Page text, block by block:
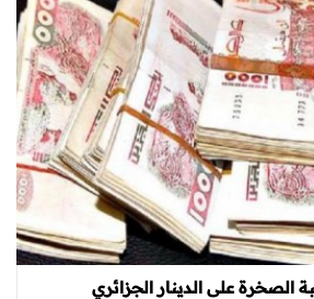
على الدينار الجزائري